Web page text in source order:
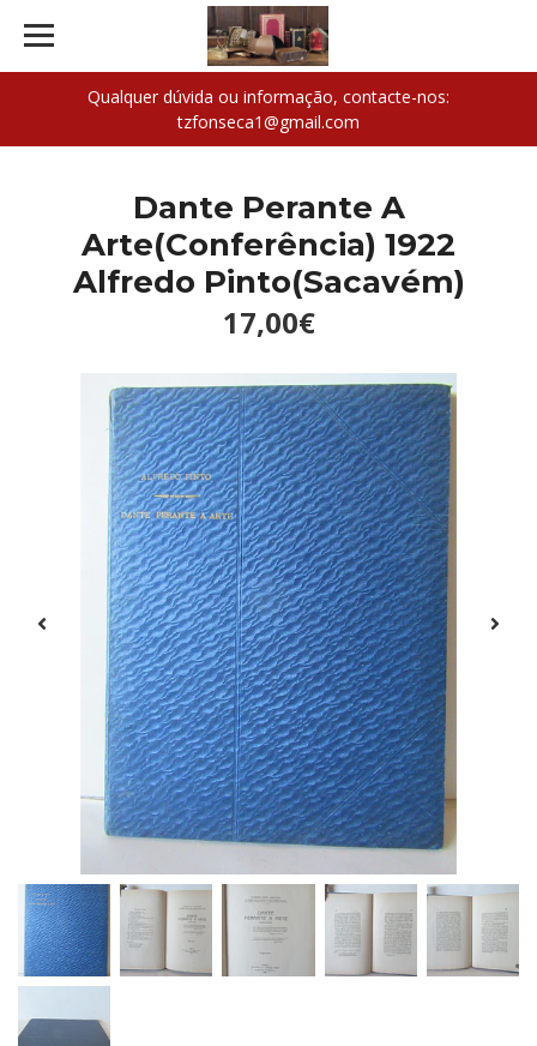
Qualquer dúvida ou informação, contacte-nos:
tzfonseca1@gmail.com
Dante Perante A
Arte(Conferência) 1922
Alfredo Pinto(Sacavém)
17,00€